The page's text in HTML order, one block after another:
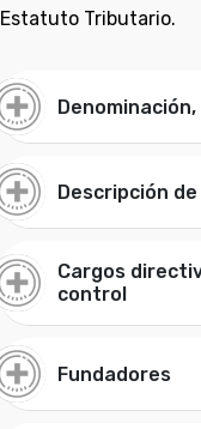
Estatuto Tributario.
Descripción
Cargos
control
Fundadores